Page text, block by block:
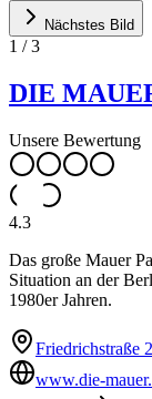
Nächstes Bild
1 /3
DIE
Unsere Bewertung
4.3
Das große Mauer
Situation an der
1980er Jahren.
Friedrichstraße
www.die-